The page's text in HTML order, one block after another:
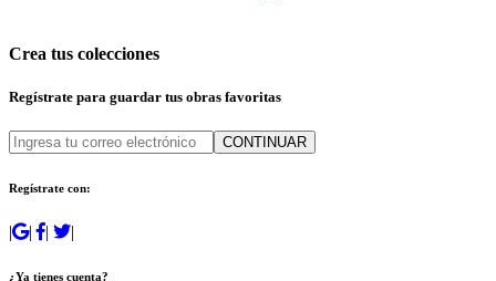
Crea tus colecciones
Regístrate para guardar tus obras favoritas
CONTINUAR
Regístrate con:
| | | |
¿Ya tienes cuenta?